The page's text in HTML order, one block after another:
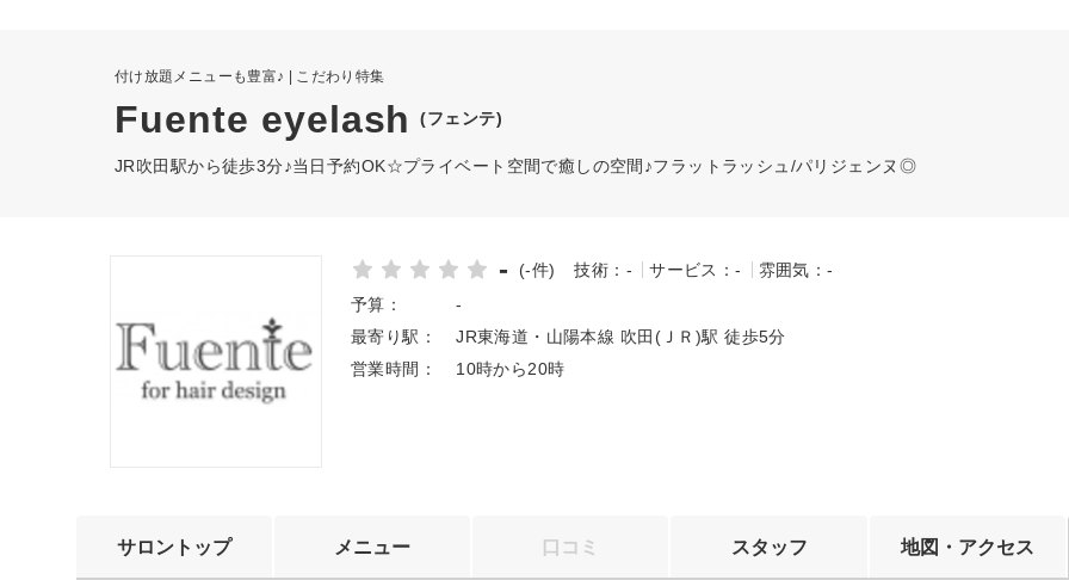
付け放題メニューも豊富♪ | こだわり特集
Fuente eyelash (フェンテ)
JR吹田駅から徒歩3分♪当日予約OK☆プライベート空間で癒しの空間♪フラットラッシュ/パリジェンヌ◎
- (-件) 技術：- サービス：-
雰囲気：-
予算：
-
最寄り駅：
JR東海道・山陽本線 吹田(ＪＲ)駅 徒歩5分
営業時間：
10時から20時
サロントップ メニュー 口コミ スタッフ 地図・アクセス